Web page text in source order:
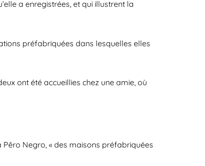
a enregistrées, et qui illustrent la
préfabriquées dans lesquelles elles
ont été accueillies chez une amie, où
Negro, « des maisons préfabriquées